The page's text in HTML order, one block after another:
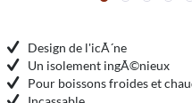
Design de l'icÃ´ne
Un isolement ingÃ©nieux
Pour boissons froides et